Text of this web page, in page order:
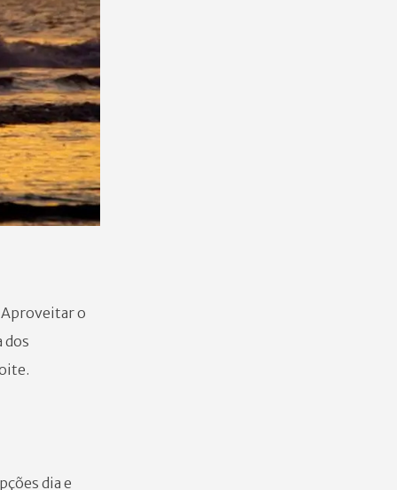
Aproveitar o
dos
dia e